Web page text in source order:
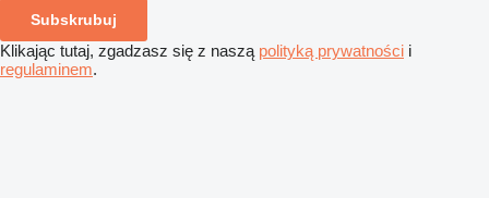
Subskrubuj
Klikając tutaj, zgadzasz się z naszą polityką prywatności i
regulaminem.